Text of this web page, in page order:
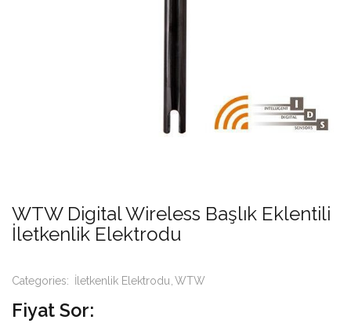
WTW Digital Wireless Başlık Eklentili
İletkenlik Elektrodu
Categories: İletkenlik Elektrodu WTW
Fiyat Sor: